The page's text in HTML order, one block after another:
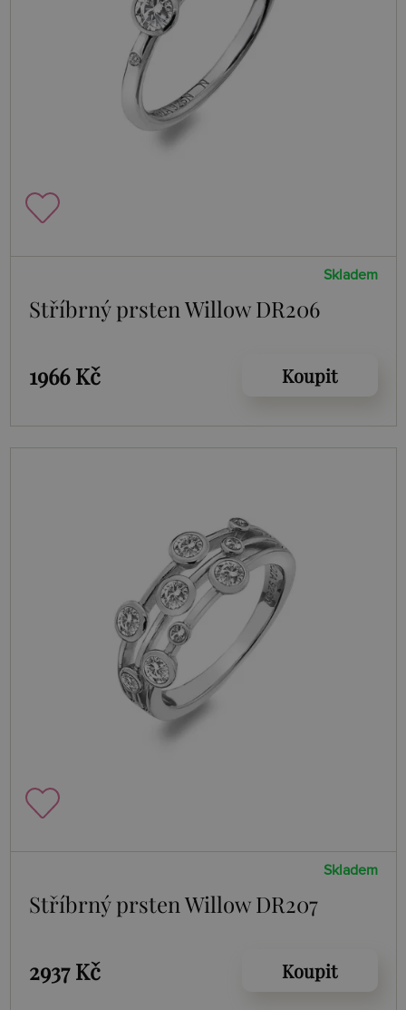
Skladem
Stříbrný prsten Willow DR206
1966 Kč Koupit
Skladem
Stříbrný prsten Willow DR207
2937 Kč Koupit